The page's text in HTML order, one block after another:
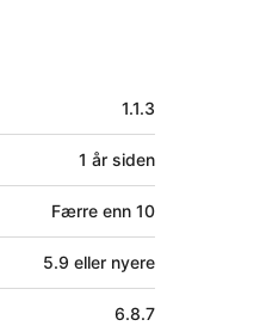
1.1.3
1 år siden
Færre enn 10
5.9 eller nyere
6.8.7